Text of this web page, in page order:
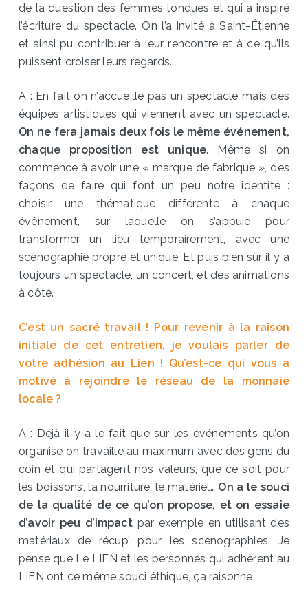
de la question des femmes tondues et qui a inspiré
l’écriture du spectacle. On l’a invité à Saint-Étienne
et ainsi pu contribuer à leur rencontre et à ce qu’ils
puissent croiser leurs regards.
A : En fait on n’accueille pas un spectacle mais des
équipes artistiques qui viennent avec un spectacle.
On ne fera jamais deux fois le même événement,
chaque proposition est unique. Même si on
commence à avoir une « marque de fabrique », des
façons de faire qui font un peu notre identité :
choisir une thématique différente à chaque
événement, sur laquelle on s’appuie pour
transformer un lieu temporairement, avec une
scénographie propre et unique. Et puis bien sûr il y a
toujours un spectacle, un concert, et des animations
à côté.
C’est un sacré travail ! Pour revenir à la raison
initiale de cet entretien, je voulais parler de
votre adhésion au Lien ! Qu’est-ce qui vous a
motivé à rejoindre le réseau de la monnaie
locale ?
A : Déjà il y a le fait que sur les événements qu’on
organise on travaille au maximum avec des gens du
coin et qui partagent nos valeurs, que ce soit pour
les boissons, la nourriture, le matériel… On a le souci
de la qualité de ce qu’on propose, et on essaie
d’avoir peu d’impactpar exemple en utilisant des
matériaux de récup’ pour les scénographies. Je
pense que Le LIEN et les personnes qui adhèrent au
LIEN ont ce même souci éthique, ça raisonne.